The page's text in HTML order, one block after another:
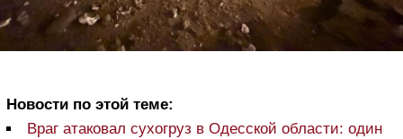
Новости по этой теме:
Враг атаковал сухогруз в Одесской области: один